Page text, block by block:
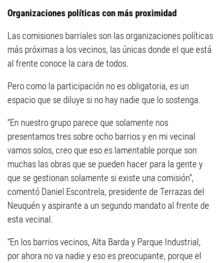
Organizaciones políticas con más proximidad
Las comisiones barriales son las organizaciones políticas
más próximas a los vecinos, las únicas donde el que está
al frente conoce la cara de todos.
Pero como la participación no es obligatoria, es un
espacio que se diluye si no hay nadie que lo sostenga.
“En nuestro grupo parece que solamente nos
presentamos tres sobre ocho barrios y en mi vecinal
vamos solos, creo que eso es lamentable porque son
muchas las obras que se pueden hacer para la gente y
que se gestionan solamente si existe una comisión”,
comentó Daniel Escontrela, presidente de Terrazas del
Neuquén y aspirante a un segundo mandato al frente de
esta vecinal.
“En los barrios vecinos, Alta Barda y Parque Industrial,
por ahora no va nadie y eso es preocupante, porque el